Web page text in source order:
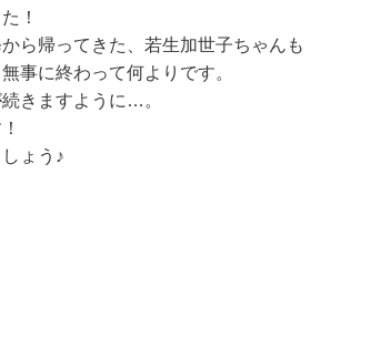
！
ら帰ってきた、若生加世子ちゃんも
事に終わって何よりです。
きますように…。
ょう♪